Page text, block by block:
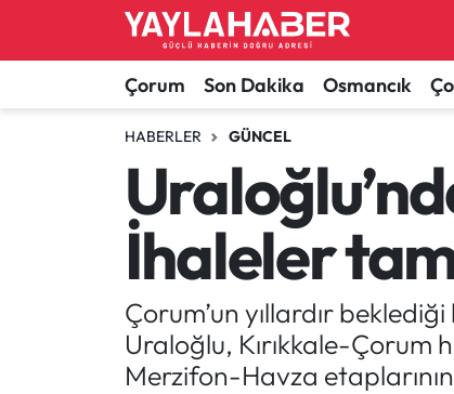
Çorum Son Dakika Osmancık
HABERLER GÜNCEL
İhaleler
Çorum’un yıllardır
Uraloğlu, Kırıkkale-Çorum
Merzifon-Havza
Alaca Haberleri
Bayat Haberleri
Bilgi - Keşfet Haberleri
Bilim ve Teknoloji
Boğazkale Haberleri
Çorum Haberleri
Çorum Nöbetçi Eczaneler
Çorum Hava Durumu
Çorum Namaz Vakitleri
Çorum Trafik Yoğunluk Haritası
TFF 1.Lig Puan Durumu ve Fikstür
Tüm Manşetler